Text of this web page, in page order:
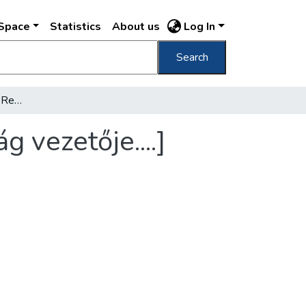
Statistics About us Log In
Search
[A nagybudapesti I. ker. Rendőrfőkapitányság vezetője....]
vezetője....]